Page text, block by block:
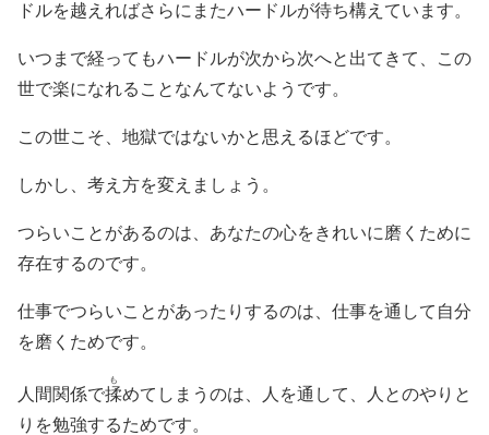
ドルを越えればさらにまたハードルが待ち構えています。
いつまで経ってもハードルが次から次へと出てきて、この
世で楽になれることなんてないようです。
この世こそ、地獄ではないかと思えるほどです。
しかし、考え方を変えましょう。
つらいことがあるのは、あなたの心をきれいに磨くために
存在するのです。
仕事でつらいことがあったりするのは、仕事を通して自分
を磨くためです。
人間関係で揉
も
めてしまうのは、人を通して、人とのやりと
りを勉強するためです。